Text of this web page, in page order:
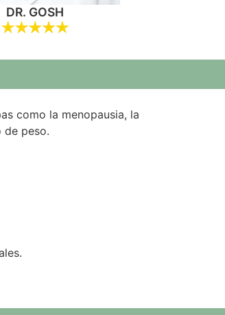
T
DR. GOSH
como la menopausia, la
de peso.